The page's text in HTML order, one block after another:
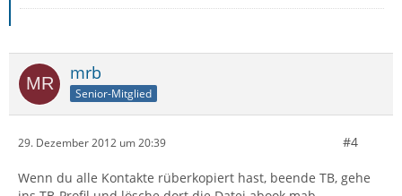
mrb
Senior-Mitglied
29. Dezember 2012 um 20:39 #4
Wenn du alle Kontakte rüberkopiert hast, beende TB, gehe